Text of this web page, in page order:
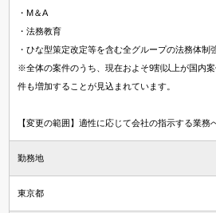
・M＆A
・法務教育
・ひな型策定改定等を含む全グループの法務体制
※全体の案件のうち、現在およそ9割以上が国内
件も増加することが見込まれています。
【変更の範囲】適性に応じて会社の指示する業務
勤務地
東京都